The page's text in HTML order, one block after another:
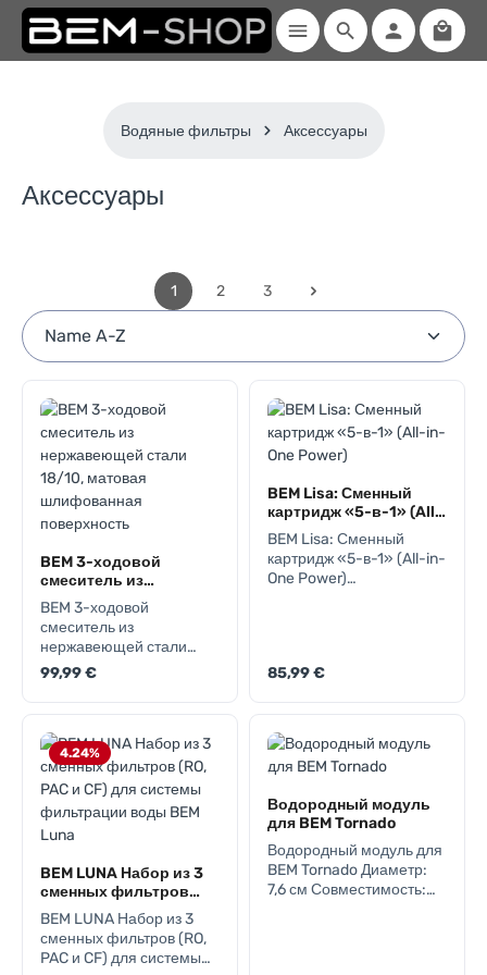
Skip to main content
Водяные фильтры Аксессуары
Аксессуары
Page
1
Page
2
Page
3
BEM 3-ходовой
смеситель из
нержавеющей стали
18/10, матовая
шлифованная
поверхность
BEM 3-ходовой
смеситель из
нержавеющей стали
18/10
поверхностью BEM 3-
сочетает современный
дизайн и качественную
нержавеющую сталь
18/10. Он подаёт
горячую, холодную и
фильтрованную воду
смесителя – с
раздельными каналами
без смешивания. Все
детали, контактирующие
с водой, подходят для
Regular price:
99,99 €
BEM Lisa: Сменный
картридж «5-в-1» (All-
in-One Power)
BEM Lisa: Сменный
картридж «5-в-1» (All-in-
One Power)
высокотехнологичный
собой целую систему
фильтрации, объединяя
пять этапов обработки
воды в одном
Интегрированная
технология обратного
осмоса гарантирует
удаление загрязнений
на молекулярном
Regular price:
85,99 €
4.24%
BEM LUNA Набор из 3
сменных фильтров
(RO, PAC и CF) для
системы фильтрации
воды BEM Luna
BEM LUNA Набор из 3
сменных фильтров (RO,
PAC и CF) для системы
Водородный модуль
для BEM Tornado
Водородный модуль для
BEM Tornado Диаметр:
7,6 см Совместимость: